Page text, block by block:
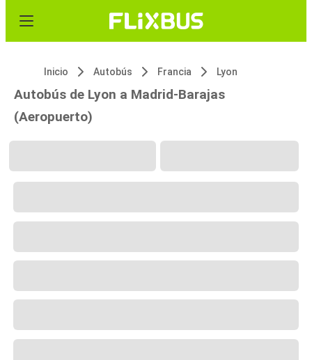
Inicio Autobús Francia Lyon
Autobús de Lyon a Madrid-Barajas
(Aeropuerto)